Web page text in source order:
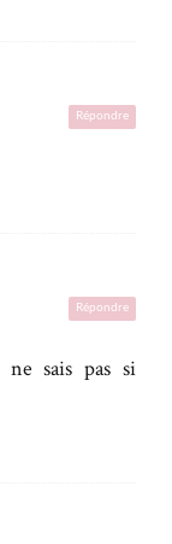
Répondre
Répondre
sais pas si